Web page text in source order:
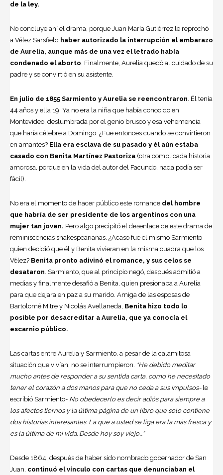
de la ley.
No concluye ahí el drama, porque Juan María Gutiérrez le reprochó
a Vélez Sarsfield haber autorizado la interrupción el embarazo
de Aurelia, aunque más de una vez el letrado había
condenado el aborto. Finalmente, Aurelia quedó al cuidado de su
padre y se convirtió en su asistente.
En julio de 1855 Sarmiento y Aurelia se reencontraron. Él tenía
44 años y ella 19. Ya no era la niña que había conocido en
Montevideo, deslumbrada por el genio brusco y esa vehemencia
que haría célebre a Domingo. ¿Fue entonces cuando se convirtieron
en amantes? Ella era esclava de su pasado y él aún estaba
casado con Benita Martínez Pastoriza (otra complicada historia
amorosa, porque en la vida del autor del Facundo, nada podía ser
fácil).
No era el momento de hacer público este romance del hombre
que habría de ser presidente de los argentinos con una
mujer tan joven. Pero algo precipitó el desenlace de este drama de
reminiscencias shakespearianas. ¿Acaso fue el mismo Sarmiento
quien decidió que él y Benita vivieran en la misma cuadra que los
Vélez? Benita pronto adivinó el romance, y sus celos se
desataron. Sarmiento, que al principio negó, después admitió a
medias y finalmente desafió a Benita, quien presionaba a Aurelia
para que dejara en paz a su marido. Amiga de las esposas de
Bartolomé Mitre y Nicolás Avellaneda, Benita hizo todo lo
posible por desacreditar a Aurelia, que ya conocía el
escarnio público.
Las cartas entre Aurelia y Sarmiento, a pesar de la calamitosa
situación que vivían, no se interrumpieron. “He debido meditar
mucho antes de responder a su sentida carta, como he necesitado
tener el corazón a dos manos para que no ceda a sus impulsos- le
escribió Sarmiento- No obedecerlo es decir adiós para siempre a
los afectos tiernos y la última página de un libro que solo contiene
dos historias interesantes. La que a usted se liga era la más fresca y
es la última de mi vida. Desde hoy soy viejo…”
Desde 1864, después de haber sido nombrado gobernador de San
Juan, continuó el vínculo con cartas que denunciaban el